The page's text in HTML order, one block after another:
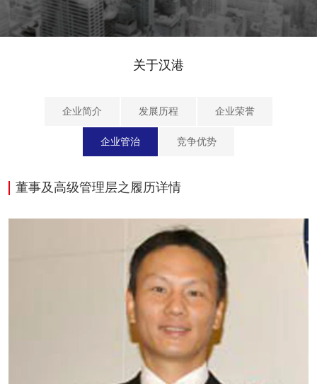
关于汉港
企业简介 发展历程 企业荣誉
企业管治 竞争优势
董事及高级管理层之履历详情